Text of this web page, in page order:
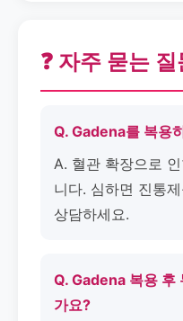
❓ 자주 묻는
Q. Gadena를 복용
A. 혈관 확장으로
니다. 심하면 진통
상담하세요.
Q. Gadena 복용 후
가요?